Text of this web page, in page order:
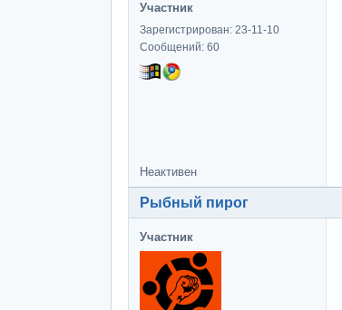
Участник
Зарегистрирован: 23-11-10
Сообщений: 60
Неактивен
Рыбный пирог
Участник